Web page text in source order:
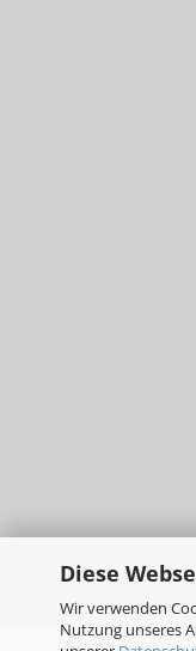
Diese
Wir verwenden
Nutzung unseres